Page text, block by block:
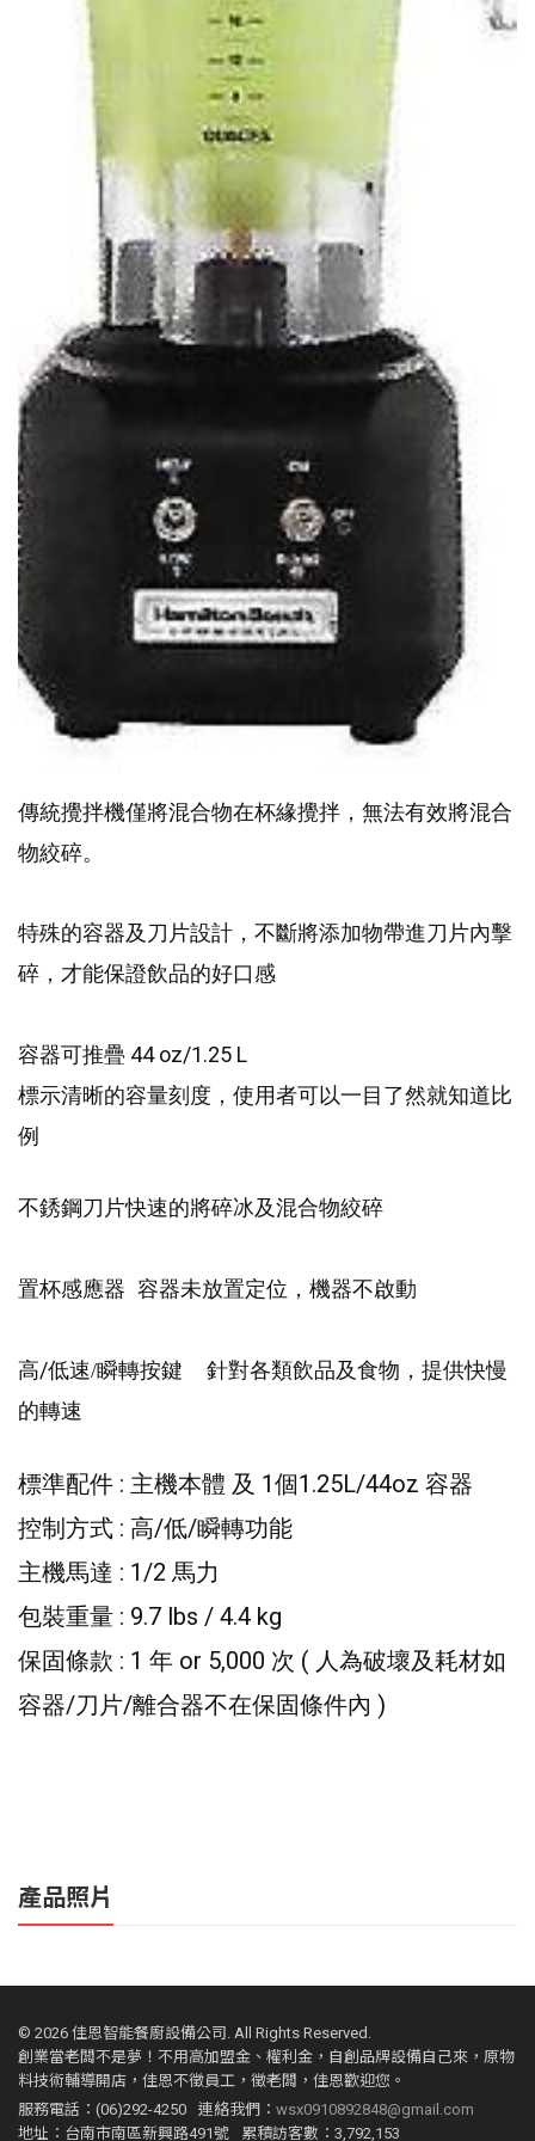
傳統攪拌機僅將混合物在杯緣攪拌， 無法有效將混合
物絞碎。
特殊的容器及刀片設計，不斷將添加物帶進刀片內擊
碎，才能保證飲品的好口感
容器可推疊 44 oz/1.25 L
標示清晰的容量刻度，使用者可以一 目了然就知道比
例
不銹鋼刀片快速的將碎冰及混合物絞碎
置杯感應器 容器未放置定位，機器不啟動
高/低速/瞬轉按鍵 針對各類飲品及食物，提供快慢
的轉速
標準配件 : 主機本體 及 1個1.25L/44oz 容器
控制方式 : 高/低/瞬轉功能
主機馬達 : 1/2 馬力
包裝重量 : 9.7 lbs / 4.4 kg
保固條款 : 1 年 or 5,000 次 ( 人為破壞及耗材如
容器/刀片/離合器不在保固條件內 )
產品照片
© 2026 佳恩智能餐廚設備公司. All Rights Reserved.
創業當老闆不是夢！不用高加盟金、權利金，自創品牌設備自己來，原物
料技術輔導開店，佳恩不徵員工，徵老闆，佳恩歡迎您。
服務電話：(06)292-4250
連絡我們： wsx0910892848@gmail.com
地址：台南市南區新興路491號
累積訪客數：3,792,153